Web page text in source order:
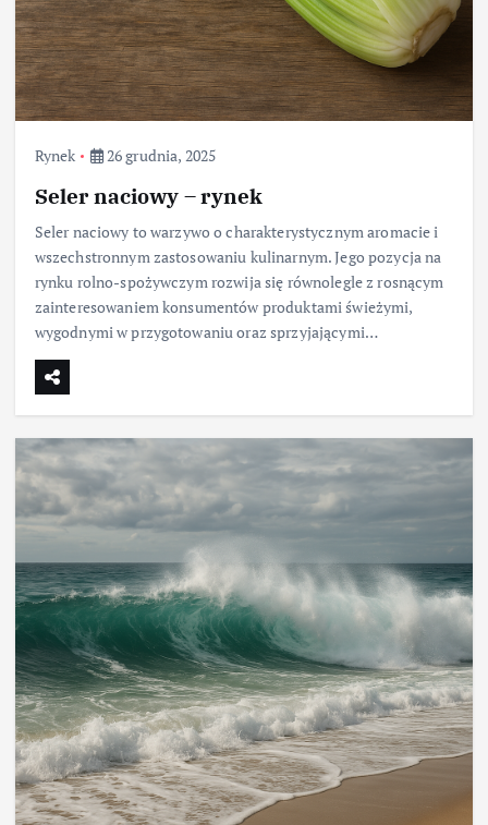
Rynek 26 grudnia, 2025
Seler naciowy – rynek
Seler naciowy to warzywo o charakterystycznym aromacie i
wszechstronnym zastosowaniu kulinarnym. Jego pozycja na
rynku rolno-spożywczym rozwija się równolegle z rosnącym
zainteresowaniem konsumentów produktami świeżymi,
wygodnymi w przygotowaniu oraz sprzyjającymi…